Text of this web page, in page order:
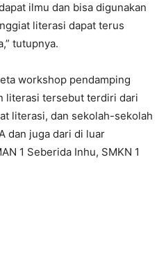
ilmu dan bisa digunakan
literasi dapat terus
tutupnya.
workshop pendamping
literasi tersebut terdiri dari
literasi, dan sekolah-sekolah
dan juga dari di luar
1 Seberida Inhu, SMKN 1